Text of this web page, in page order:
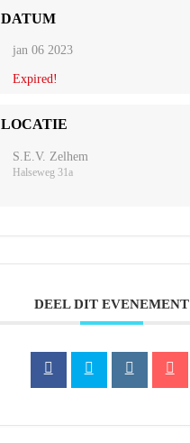
DATUM
jan 06 2023
Expired!
LOCATIE
S.E.V. Zelhem
Halseweg 31a
DEEL DIT EVENEMENT